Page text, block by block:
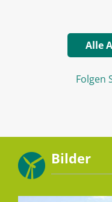
Alle
Folgen
Bilder